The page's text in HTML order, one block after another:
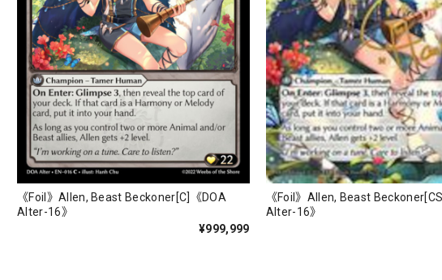
《Foil》Allen, Beast Beckoner[C]《DOA
Alter-16》
¥999,999
《Foil》Allen, Beast
Alter-16》